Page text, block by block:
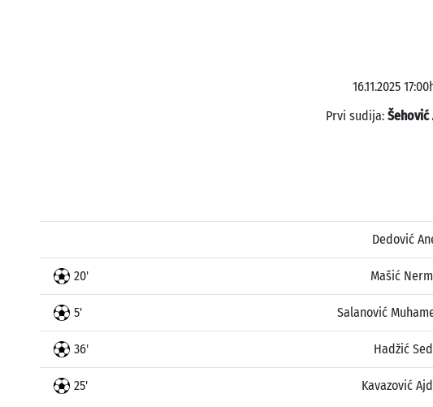
16.11.2025
Prvi sudija: Šehović
Dedović
20' Mašić
5' Salanović
36' Hadžić
25' Kavazović